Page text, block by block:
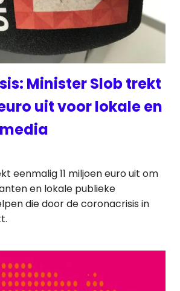
Minister Slob trekt
uit voor lokale en
eenmalig 11 miljoen euro uit om
en lokale publieke
die door de coronacrisis in